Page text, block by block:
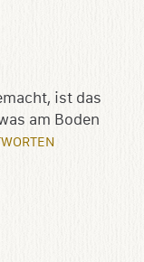
ist das
am Boden